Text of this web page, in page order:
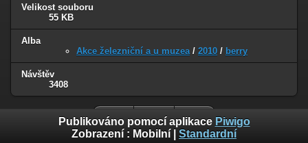
Velikost souboru
55 KB
Alba
Akce železniční a u muzea/ 2010 / berry
Návštěv
3408
Publikováno pomocí aplikace Piwigo
Zobrazení : Mobilní Standardní